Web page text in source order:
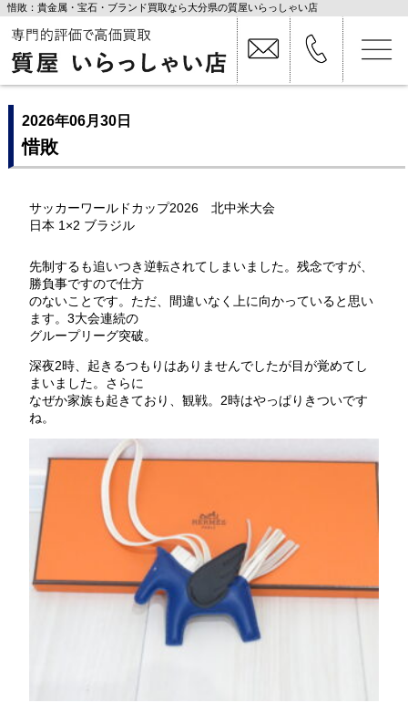
惜敗：貴金属・宝石・ブランド買取なら大分県の質屋いらっしゃい店
2026年06月30日
惜敗
サッカーワールドカップ2026 北中米大会
日本 1×2 ブラジル
先制するも追いつき逆転されてしまいました。残念ですが、
勝負事ですので仕方
のないことです。ただ、間違いなく上に向かっていると思い
ます。3大会連続の
グループリーグ突破。
深夜2時、起きるつもりはありませんでしたが目が覚めてし
まいました。さらに
なぜか家族も起きており、観戦。2時はやっぱりきついです
ね。